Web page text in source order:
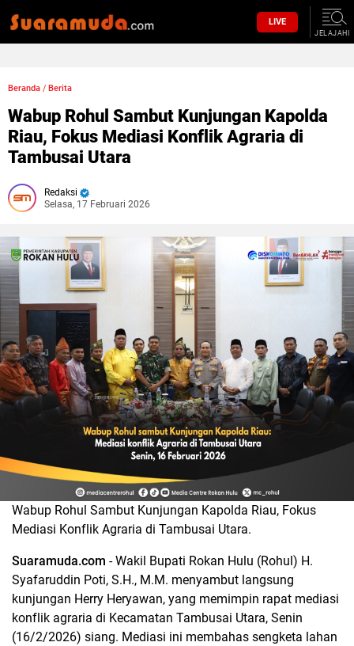
LIVE
JELAJAHI
Beranda / Berita
Wabup Rohul Sambut Kunjungan Kapolda
Riau, Fokus Mediasi Konflik Agraria di
Tambusai Utara
Redaksi
Selasa, 17 Februari 2026
Wabup Rohul Sambut Kunjungan Kapolda Riau, Fokus
Mediasi Konflik Agraria di Tambusai Utara.
Suaramuda.com - Wakil Bupati Rokan Hulu (Rohul) H.
Syafaruddin Poti, S.H., M.M. menyambut langsung
kunjungan Herry Heryawan, yang memimpin rapat mediasi
konflik agraria di Kecamatan Tambusai Utara, Senin
(16/2/2026) siang. Mediasi ini membahas sengketa lahan